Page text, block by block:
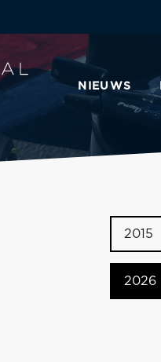
NIEUWS
2015
2026